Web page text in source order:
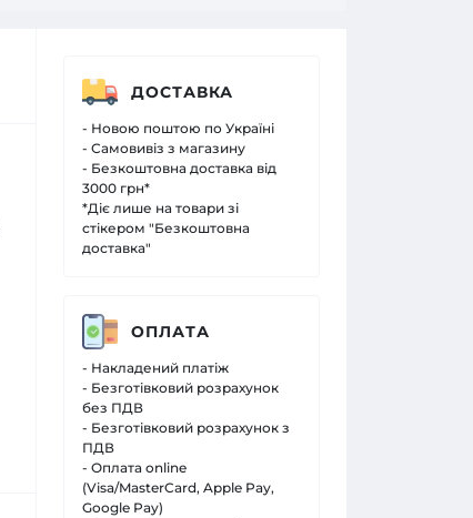
ДОСТАВКА
- Новою поштою по Україні
- Самовивіз з магазину
- Безкоштовна доставка від
3000 грн*
*Діє лише на товари зі
стікером "Безкоштовна
доставка"
ОПЛАТА
- Накладений платіж
- Безготівковий розрахунок
без ПДВ
- Безготівковий розрахунок з
ПДВ
- Оплата online
(Visa/MasterCard, Apple Pay,
Google Pay)